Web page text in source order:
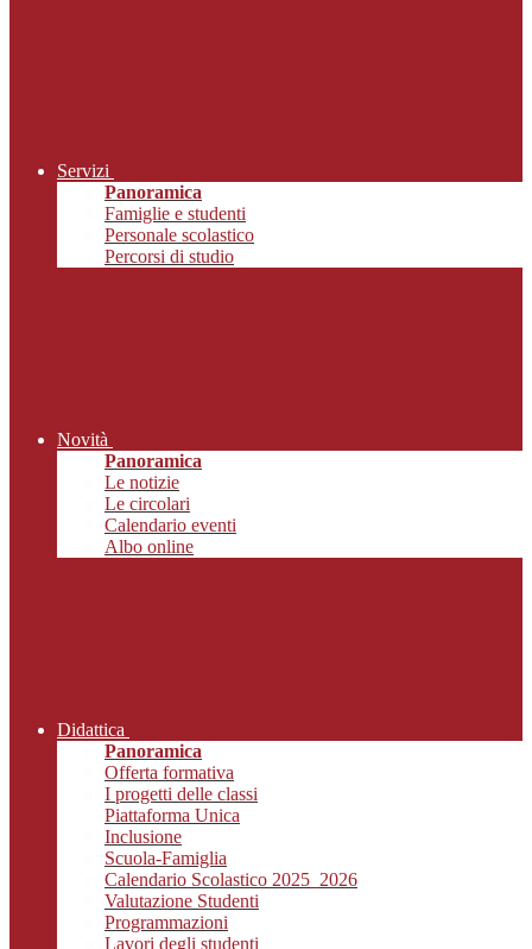
Servizi
Panoramica
Famiglie e studenti
Personale scolastico
Percorsi di studio
Novità
Panoramica
Le notizie
Le circolari
Calendario eventi
Albo online
Didattica
Panoramica
Offerta formativa
I progetti delle classi
Piattaforma Unica
Inclusione
Scuola-Famiglia
Calendario Scolastico 2025_2026
Valutazione Studenti
Programmazioni
Lavori degli studenti